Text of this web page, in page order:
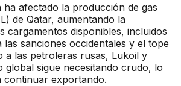
afectado la producción de gas
de Qatar, aumentando la
cargamentos disponibles, incluidos
las sanciones occidentales y el tope
a las petroleras rusas, Lukoil y
global sigue necesitando crudo, lo
continuar exportando.